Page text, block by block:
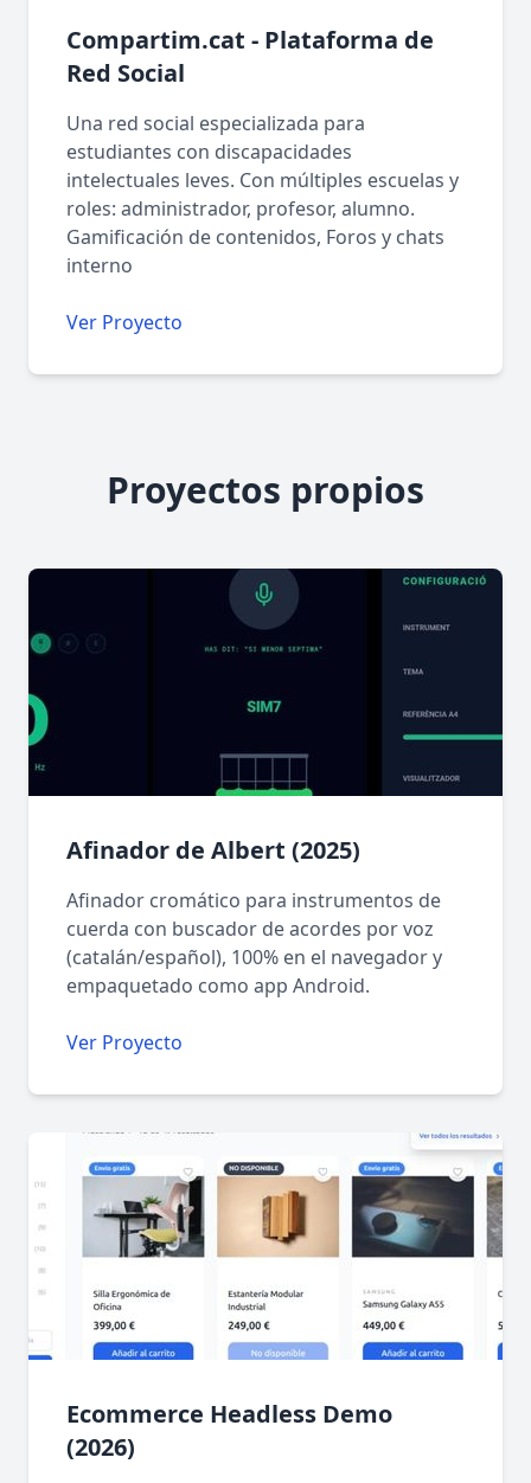
Compartim.cat - Plataforma de
Red Social
Una red social especializada para
estudiantes con discapacidades
intelectuales leves. Con múltiples escuelas y
roles: administrador, profesor, alumno.
Gamificación de contenidos, Foros y chats
interno
Ver Proyecto
Proyectos propios
Afinador de Albert (2025)
Afinador cromático para instrumentos de
cuerda con buscador de acordes por voz
(catalán/español), 100% en el navegador y
empaquetado como app Android.
Ver Proyecto
Ecommerce Headless Demo
(2026)